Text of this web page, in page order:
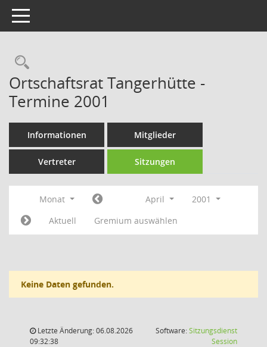
Toggle navigation
Rechercheauswahl
Ortschaftsrat Tangerhütte -
Termine 2001
Informationen Mitglieder
Vertreter Sitzungen
Monat April
2001
Aktuell
Gremium auswählen
Keine Daten gefunden.
Letzte Änderung: 06.08.2026
09:32:38
Software:Sitzungsdienst
Session(Wird in